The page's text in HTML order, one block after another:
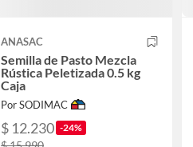
ANASAC
Semilla de Pasto Mezcla
Rústica Peletizada 0.5 kg
Caja
Por SODIMAC
$ 12.230 -24%